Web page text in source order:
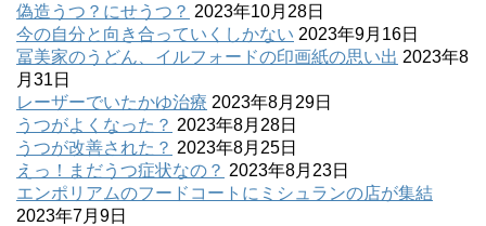
偽造うつ？にせうつ？ 2023年10月28日
今の自分と向き合っていくしかない 2023年9月16日
冨美家のうどん、イルフォードの印画紙の思い出 2023年8
月31日
レーザーでいたかゆ治療 2023年8月29日
うつがよくなった？ 2023年8月28日
うつが改善された？ 2023年8月25日
えっ！まだうつ症状なの？ 2023年8月23日
エンポリアムのフードコートにミシュランの店が集結
2023年7月9日